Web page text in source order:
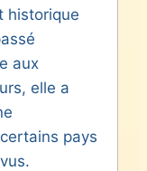
historique
aux
elle a
pays